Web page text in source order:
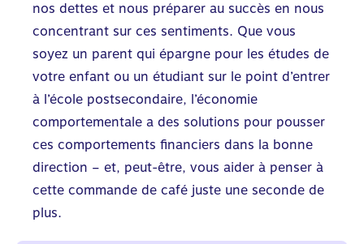
nos dettes et nous préparer au succès en nous
concentrant sur ces sentiments. Que vous
soyez un parent qui épargne pour les études de
votre enfant ou un étudiant sur le point d’entrer
à l’école postsecondaire, l’économie
comportementale a des solutions pour pousser
ces comportements financiers dans la bonne
direction – et, peut-être, vous aider à penser à
cette commande de café juste une seconde de
plus.